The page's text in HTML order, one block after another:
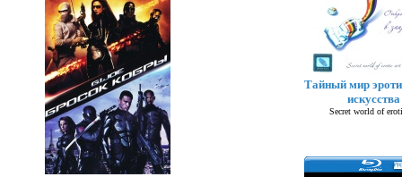
Тайный мир
искусства
Secret world of